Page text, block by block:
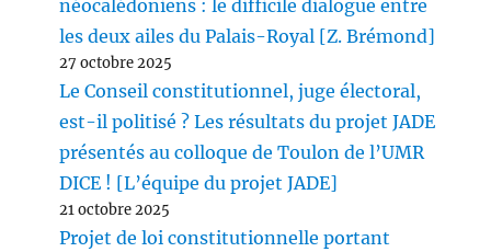
néocalédoniens : le difficile dialogue entre
les deux ailes du Palais-Royal [Z. Brémond]
27 octobre 2025
Le Conseil constitutionnel, juge électoral,
est-il politisé ? Les résultats du projet JADE
présentés au colloque de Toulon de l’UMR
DICE ! [L’équipe du projet JADE]
21 octobre 2025
Projet de loi constitutionnelle portant